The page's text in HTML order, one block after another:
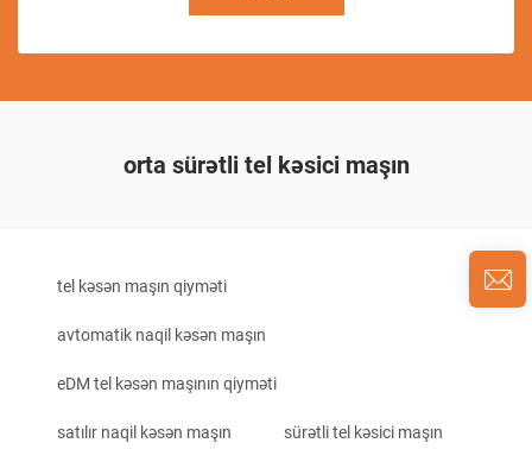
orta sürətli tel kəsici maşın
tel kəsən maşın qiyməti
avtomatik naqil kəsən maşın
eDM tel kəsən maşının qiyməti
satılır naqil kəsən maşın sürətli tel kəsici maşın